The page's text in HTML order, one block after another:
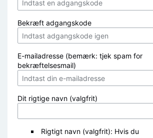
Bekræft adgangskode
E-mailadresse (bemærk: tjek spam for
bekræftelsesmail)
Dit rigtige navn (valgfrit)
Rigtigt navn (valgfrit): Hvis du